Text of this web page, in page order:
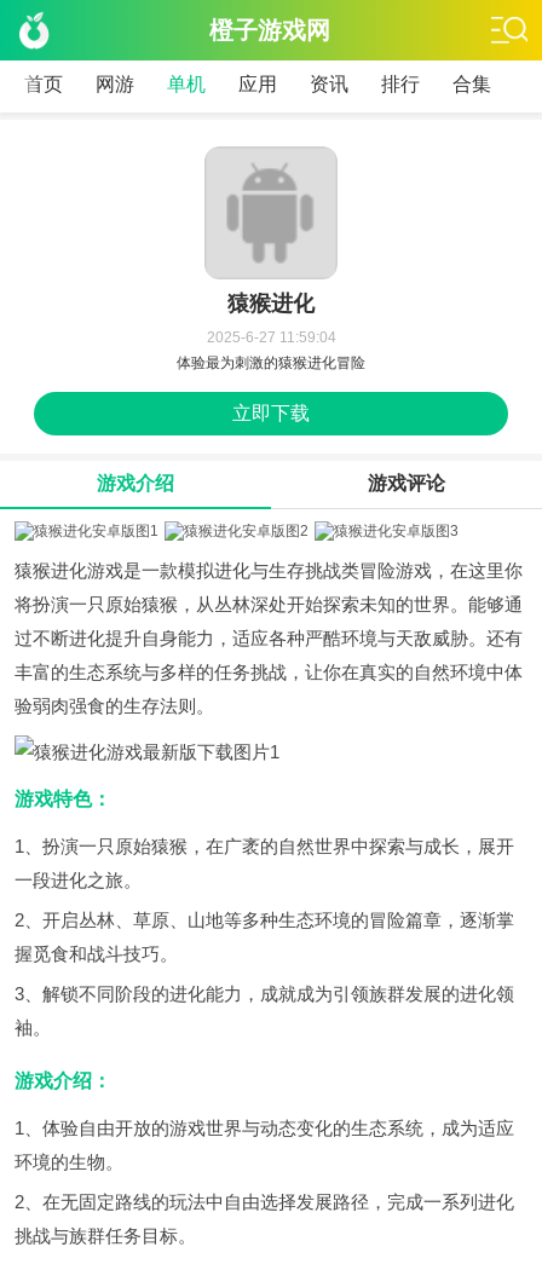
橙子游戏网
首页 网游 单机 应用 资讯 排行 合集
猿猴进化
2025-6-27 11:59:04
体验最为刺激的猿猴进化冒险
立即下载
游戏介绍 游戏评论
猿猴进化游戏是一款模拟进化与生存挑战类冒险游戏，在这里你
将扮演一只原始猿猴，从丛林深处开始探索未知的世界。能够通
过不断进化提升自身能力，适应各种严酷环境与天敌威胁。还有
丰富的生态系统与多样的任务挑战，让你在真实的自然环境中体
验弱肉强食的生存法则。
游戏特色：
1、扮演一只原始猿猴，在广袤的自然世界中探索与成长，展开
一段进化之旅。
2、开启丛林、草原、山地等多种生态环境的冒险篇章，逐渐掌
握觅食和战斗技巧。
3、解锁不同阶段的进化能力，成就成为引领族群发展的进化领
袖。
游戏介绍：
1、体验自由开放的游戏世界与动态变化的生态系统，成为适应
环境的生物。
2、在无固定路线的玩法中自由选择发展路径，完成一系列进化
挑战与族群任务目标。